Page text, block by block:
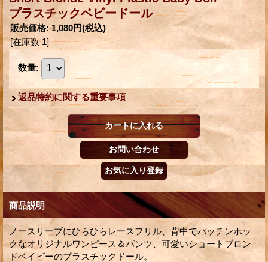
プラスチックベビードール
販売価格: 1,080円(税込)
[在庫数 1]
数量:
返品特約に関する重要事項
商品説明
ノースリーブにひらひらレースフリル、背中でパッチンホッ
クなオリジナルワンピース＆パンツ、可愛いショートブロン
ドベイビーのプラスチックドール。